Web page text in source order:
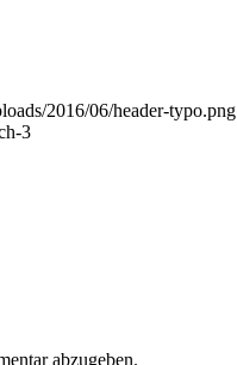
2016/06/header-typo.png
3
abzugeben.